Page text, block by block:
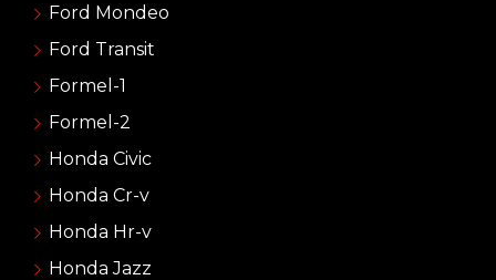
Ford Mondeo
Ford Transit
Formel-1
Formel-2
Honda Civic
Honda Cr-v
Honda Hr-v
Honda Jazz